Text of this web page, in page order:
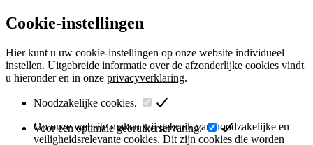
Cookie-instellingen
Hier kunt u uw cookie-instellingen op onze website individueel
instellen. Uitgebreide informatie over de afzonderlijke cookies vindt
u hieronder en in onze privacyverklaring.
Noodzakelijke cookies.
Op onze website maken wij gebruik van noodzakelijke en
veiligheidsrelevante cookies. Dit zijn cookies die worden
Voor een optimale gebruikerservaring.